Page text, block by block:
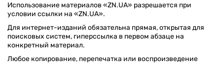
Использование материалов «ZN.UA» разрешается при
условии ссылки на «ZN.UA».
Для интернет-изданий обязательна прямая, открытая для
поисковых систем, гиперссылка в первом абзаце на
конкретный материал.
Любое копирование, перепечатка или воспроизведение